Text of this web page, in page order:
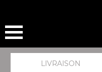
LIVRAISON